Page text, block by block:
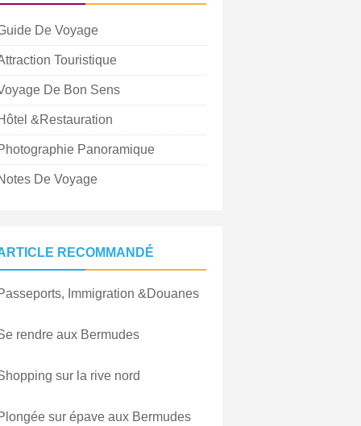
De Voyage
Touristique
De Bon Sens
&Restauration
Panoramique
De Voyage
RECOMMANDÉ
Immigration &Douanes
rendre aux Bermudes
sur la rive nord
sur épave aux Bermudes